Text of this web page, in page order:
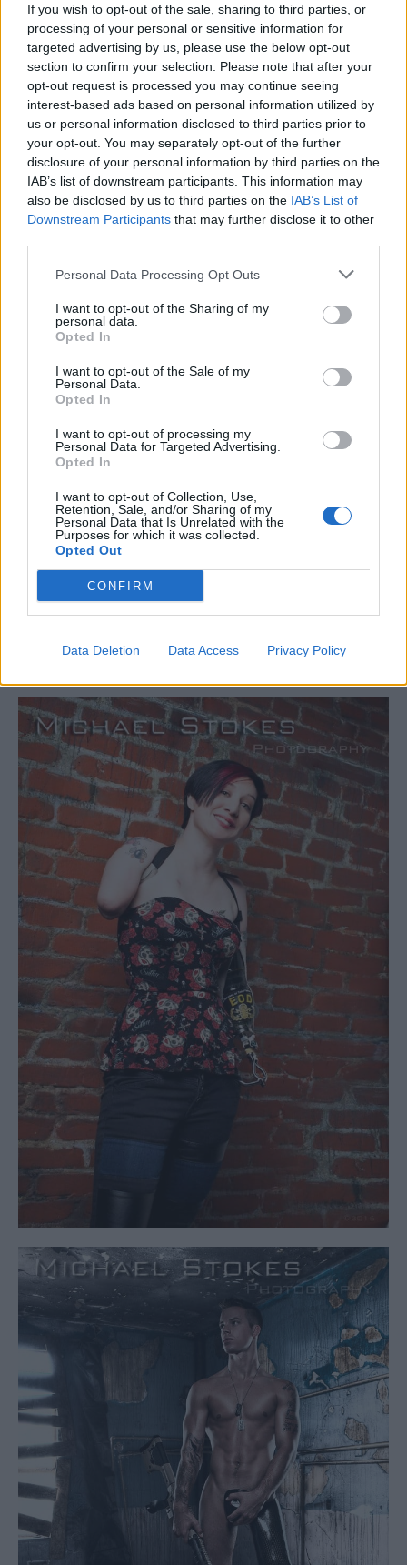
If you wish to opt-out of the sale, sharing to third parties, or
processing of your personal or sensitive information for
targeted advertising by us, please use the below opt-out
section to confirm your selection. Please note that after your
opt-out request is processed you may continue seeing
interest-based ads based on personal information utilized by
us or personal information disclosed to third parties prior to
your opt-out. You may separately opt-out of the further
disclosure of your personal information by third parties on the
IAB’s list of downstream participants. This information may
also be disclosed by us to third parties on the IAB’s List of
Downstream Participants that may further disclose it to other
Personal Data Processing Opt Outs
I want to opt-out of the Sharing of my
personal data.
Opted In
I want to opt-out of the Sale of my
Personal Data.
Opted In
I want to opt-out of processing my
Personal Data for Targeted Advertising.
Opted In
I want to opt-out of Collection, Use,
Retention, Sale, and/or Sharing of my
Personal Data that Is Unrelated with the
Purposes for which it was collected.
Opted Out
CONFIRM
Data Deletion Data Access Privacy Policy